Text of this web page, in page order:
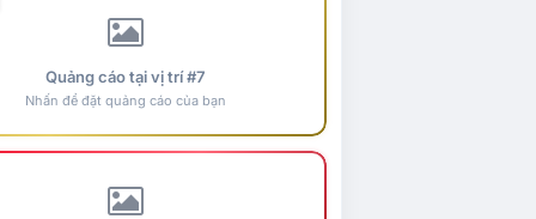
Quảng cáo tại vị trí #7
Nhấn để đặt quảng cáo của bạn